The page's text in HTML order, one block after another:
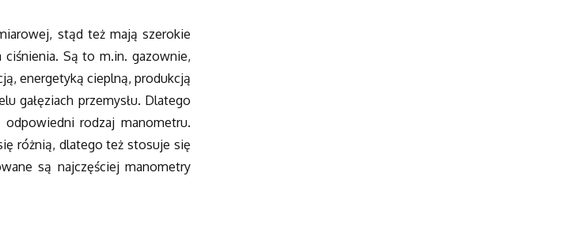
stąd też mają szerokie
Są to m.in. gazownie,
energetyką cieplną, produkcją
gałęziach przemysłu. Dlatego
rodzaj manometru.
różnią, dlatego też stosuje się
są najczęściej manometry